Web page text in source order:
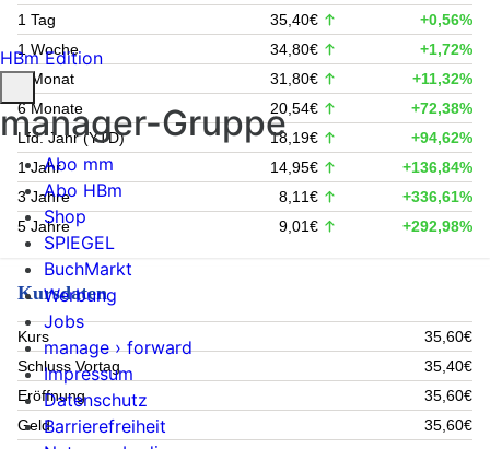
1 Tag
35,40€
+0,56%
1 Woche
34,80€
+1,72%
1 Monat
31,80€
+11,32%
6 Monate
20,54€
+72,38%
Lfd. Jahr (YTD)
18,19€
+94,62%
1 Jahr
14,95€
+136,84%
3 Jahre
8,11€
+336,61%
5 Jahre
9,01€ +292,98%
Kursdaten
Kurs
35,60€
Schluss Vortag
35,40€
Eröffnung
35,60€
Geld
35,60€
HBm Edition
manager-Gruppe
Abo mm
Abo HBm
Shop
SPIEGEL
BuchMarkt
Werbung
Jobs
manage › forward
Impressum
Datenschutz
Barrierefreiheit